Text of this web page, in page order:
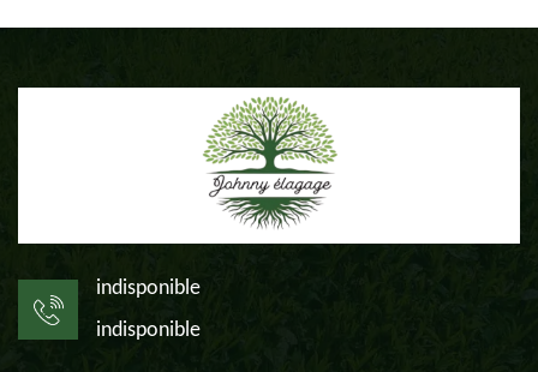
indisponible
indisponible